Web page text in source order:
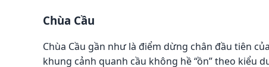
Chùa Cầu
Chùa Cầu gần như là điểm dừng chân đầu tiên
khung cảnh quanh cầu không hề “ồn” theo kiểu